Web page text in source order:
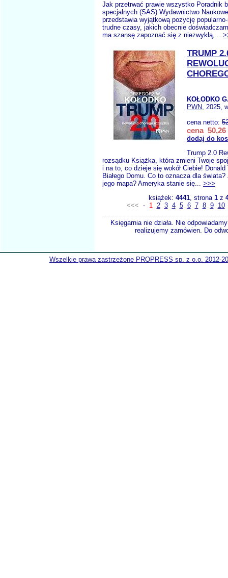
Jak przetrwać prawie wszystko Poradnik
specjalnych (SAS) Wydawnictwo
przedstawia wyjątkową pozycję
trudne czasy, jakich obecnie
ma szansę zapoznać się z niezwykłą,...
TRUMP
KOŁODKO
PWN, 2025,
cena netto:
cena 50,26
dodaj do
Trump 2.0
rozsądku Książka, która zmieni Twoje
i na to, co dzieje się wokół Ciebie! Donald
Białego Domu. Co to oznacza dla
jego mapa? Ameryka stanie się... >>>
książek: 4441, strona 1z
<<< - 1 2 3 4 5 6 7 8 9 10
Księgarnia nie działa. Nie
realizujemy zamówien. Do
Wszelkie prawa zastrzeżone PROPRESS sp. z o.o. 2012-